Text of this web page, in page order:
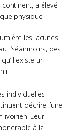
a élevé
physique.
les lacunes
Néanmoins, des
existe un
individuelles
d’écrire l’une
ivoirien. Leur
à la